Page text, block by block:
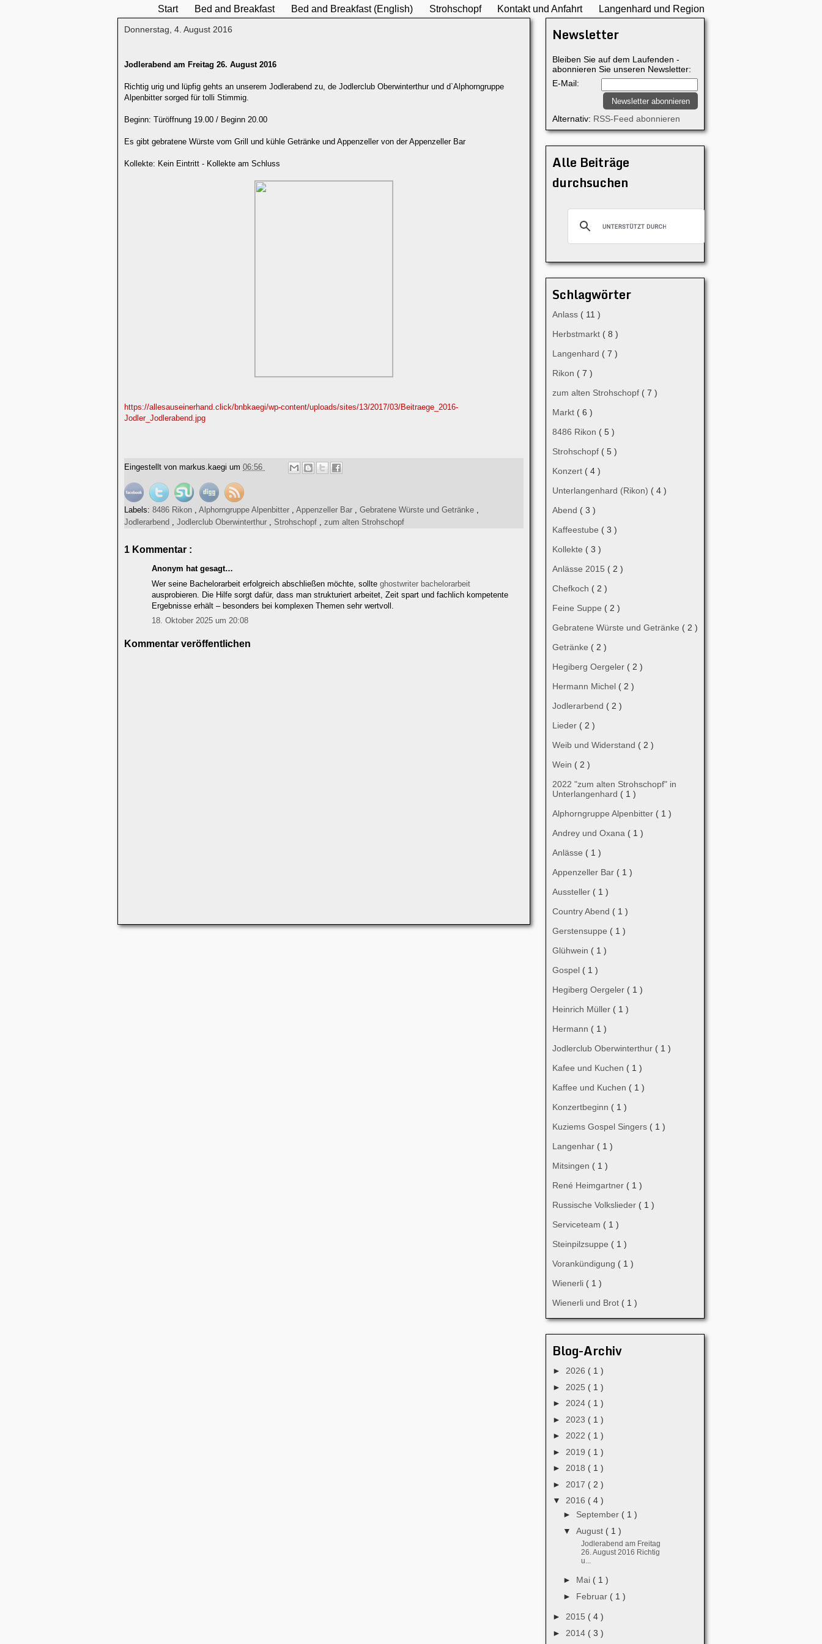
Start Bed and Breakfast Bed and Breakfast (English) Strohschopf Kontakt und Anfahrt Langenhard und Region
Donnerstag, 4. August 2016
Jodlerabend am Freitag 26. August 2016
Richtig urig und lüpfig gehts an unserem Jodlerabend zu, de Jodlerclub Oberwinterthur und d`Alphorngruppe
Alpenbitter sorged für tolli Stimmig.
Beginn: Türöffnung 19.00 / Beginn 20.00
Es gibt gebratene Würste vom Grill und kühle Getränke und Appenzeller von der Appenzeller Bar
Kollekte: Kein Eintritt - Kollekte am Schluss
https://allesauseinerhand.click/bnbkaegi/wp-content/uploads/sites/13/2017/03/Beitraege_2016-
Jodler_Jodlerabend.jpg
Eingestellt von markus.kaegi um 06:56
Labels: 8486 Rikon , Alphorngruppe Alpenbitter , Appenzeller Bar , Gebratene Würste und Getränke ,
Jodlerarbend , Jodlerclub Oberwinterthur , Strohschopf , zum alten Strohschopf
1 Kommentar :
Anonym hat gesagt…
Wer seine Bachelorarbeit erfolgreich abschließen möchte, sollte ghostwriter bachelorarbeit
ausprobieren. Die Hilfe sorgt dafür, dass man strukturiert arbeitet, Zeit spart und fachlich kompetente
Ergebnisse erhält – besonders bei komplexen Themen sehr wertvoll.
18. Oktober 2025 um 20:08
Kommentar veröffentlichen
Newsletter
Bleiben Sie auf dem Laufenden -
abonnieren Sie unseren Newsletter:
E-Mail:
Alternativ: RSS-Feed abonnieren
Alle Beiträge
durchsuchen
Schlagwörter
Anlass ( 11 )
Herbstmarkt ( 8 )
Langenhard ( 7 )
Rikon ( 7 )
zum alten Strohschopf ( 7 )
Markt ( 6 )
8486 Rikon ( 5 )
Strohschopf ( 5 )
Konzert ( 4 )
Unterlangenhard (Rikon) ( 4 )
Abend ( 3 )
Kaffeestube ( 3 )
Kollekte ( 3 )
Anlässe 2015 ( 2 )
Chefkoch ( 2 )
Feine Suppe ( 2 )
Gebratene Würste und Getränke ( 2 )
Getränke ( 2 )
Hegiberg Oergeler ( 2 )
Hermann Michel ( 2 )
Jodlerarbend ( 2 )
Lieder ( 2 )
Weib und Widerstand ( 2 )
Wein ( 2 )
2022 "zum alten Strohschopf" in
Unterlangenhard ( 1 )
Alphorngruppe Alpenbitter ( 1 )
Andrey und Oxana ( 1 )
Anlässe ( 1 )
Appenzeller Bar ( 1 )
Aussteller ( 1 )
Country Abend ( 1 )
Gerstensuppe ( 1 )
Glühwein ( 1 )
Gospel ( 1 )
Hegiberg Oergeler ( 1 )
Heinrich Müller ( 1 )
Hermann ( 1 )
Jodlerclub Oberwinterthur ( 1 )
Kafee und Kuchen ( 1 )
Kaffee und Kuchen ( 1 )
Konzertbeginn ( 1 )
Kuziems Gospel Singers ( 1 )
Langenhar ( 1 )
Mitsingen ( 1 )
René Heimgartner ( 1 )
Russische Volkslieder ( 1 )
Serviceteam ( 1 )
Steinpilzsuppe ( 1 )
Vorankündigung ( 1 )
Wienerli ( 1 )
Wienerli und Brot ( 1 )
Blog-Archiv
► 2026 ( 1 )
► 2025 ( 1 )
► 2024 ( 1 )
► 2023 ( 1 )
► 2022 ( 1 )
► 2019 ( 1 )
► 2018 ( 1 )
► 2017 ( 2 )
▼ 2016 ( 4 )
► September ( 1 )
▼ August ( 1 )
Jodlerabend am Freitag
26. August 2016 Richtig
u...
► Mai ( 1 )
► Februar ( 1 )
► 2015 ( 4 )
► 2014 ( 3 )